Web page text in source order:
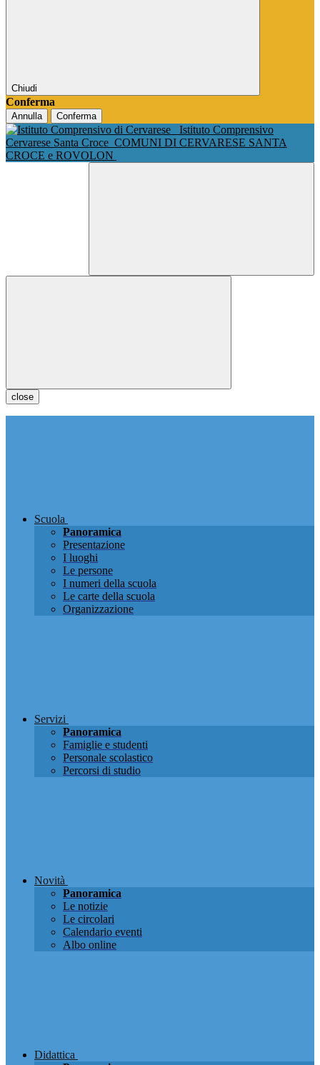
Chiudi
Conferma
Annulla Conferma
Istituto Comprensivo
Cervarese Santa Croce COMUNI DI CERVARESE SANTA
CROCE e ROVOLON
close
Scuola
Panoramica
Presentazione
I luoghi
Le persone
I numeri della scuola
Le carte della scuola
Organizzazione
Servizi
Panoramica
Famiglie e studenti
Personale scolastico
Percorsi di studio
Novità
Panoramica
Le notizie
Le circolari
Calendario eventi
Albo online
Didattica